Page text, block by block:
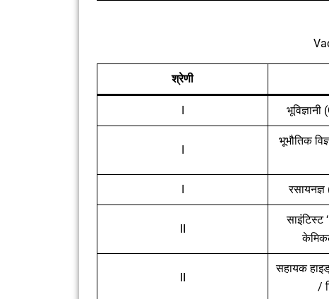
श्रेणी
I
I
भूभौतिक
I
II
साइंटिस्ट
II
सहायक
/